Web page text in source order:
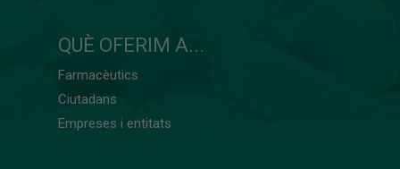
QUÈ OFERIM A...
Farmacèutics
Ciutadans
Empreses i entitats